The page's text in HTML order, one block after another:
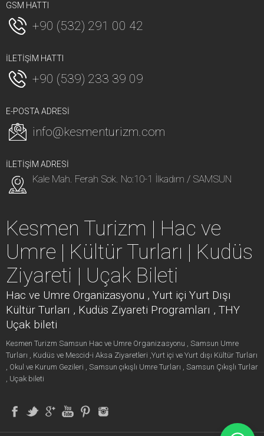
GSM HATTI
+90 (532) 291 00 42
İLETİŞİM HATTI
+90 (539) 233 39 09
E-POSTA ADRESİ
info@kesmenturizm.com
İLETİŞİM ADRESİ
Kale Mah. Ferah Sok. No:10-1 İlkadım / SAMSUN
Kesmen Turizm | Hac ve
Umre | Kültür Turları | Kudüs
Ziyareti | Uçak Bileti
Hac ve Umre Organizasyonu , Yurt içi Yurt Dışı
Kültür Turları , Kudüs Ziyareti Programları , THY
Uçak bileti
Kesmen Turizm Samsun Hac ve Umre Organizasyonu , Samsun Umre
Turları , Kudüs ve Mescid-i Aksa Ziyaretleri ,Yurt içi ve Yurt dışı Kültür Turları
, Okul ve Kurum Gezileri , Samsun çıkışlı Umre Turları , Samsun Çıkışlı Turlar
, Uçak bileti